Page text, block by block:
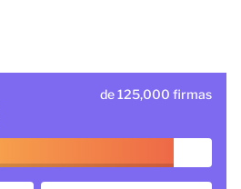
de 125,000 firmas